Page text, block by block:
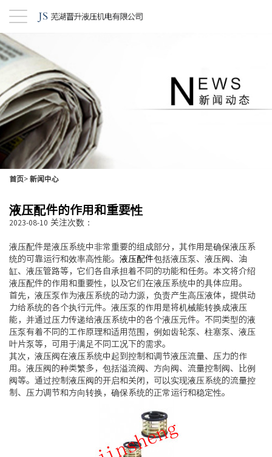
首页> 新闻中心
液压配件的作用和重要性
2023-08-10 关注次数：
液压配件是液压系统中非常重要的组成部分，其作用是确保液压系
统的可靠运行和效率高性能。 液压配件包括液压泵、液压阀、油
缸、液压管路等，它们各自承担着不同的功能和任务。本文将介绍
液压配件的作用和重要性，以及它们在液压系统中的具体应用。
首先，液压泵作为液压系统的动力源，负责产生高压液体，提供动
力给系统的各个执行元件。液压泵的作用是将机械能转换成液压
能，并通过压力传递给液压系统中的各个液压元件。不同类型的液
压泵有着不同的工作原理和适用范围，例如齿轮泵、柱塞泵、液压
叶片泵等，可用于满足不同工况下的需求。
其次，液压阀在液压系统中起到控制和调节液压流量、压力的作
用。液压阀的种类繁多，包括溢流阀、方向阀、流量控制阀、比例
阀等。通过控制液压阀的开启和关闭，可以实现液压系统的流量控
制、压力调节和方向转换，确保系统的正常运行和稳定性。